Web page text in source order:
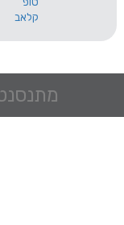
מתנסנט חוגים